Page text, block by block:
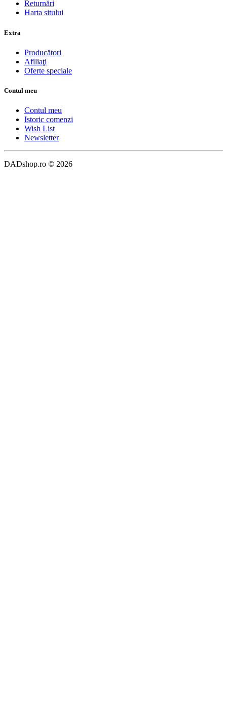
Returnări
Harta sitului
Extra
Producători
Afiliaţi
Oferte speciale
Contul meu
Contul meu
Istoric comenzi
Wish List
Newsletter
DADshop.ro © 2026